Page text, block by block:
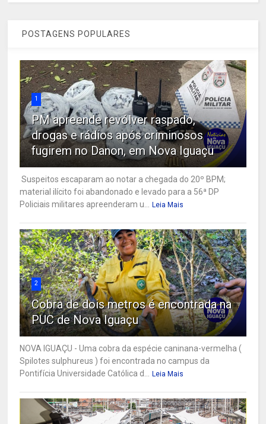
POSTAGENS POPULARES
1
PM apreende revólver raspado,
drogas e rádios após criminosos
fugirem no Danon, em Nova Iguaçu
Suspeitos escaparam ao notar a chegada do 20º BPM;
material ilícito foi abandonado e levado para a 56ª DP
Policiais militares apreenderam u... Leia Mais
2
Cobra de dois metros é encontrada na
PUC de Nova Iguaçu
NOVA IGUAÇU - Uma cobra da espécie caninana-vermelha (
Spilotes sulphureus ) foi encontrada no campus da
Pontifícia Universidade Católica d... Leia Mais